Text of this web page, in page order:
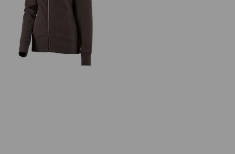
e.s. Veste sweat poly cotton, femmes